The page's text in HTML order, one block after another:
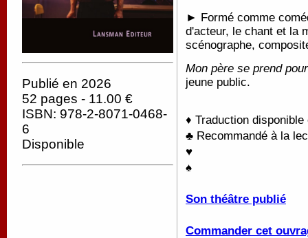
Publié en 2026
52 pages - 11.00 €
ISBN: 978-2-8071-0468-
6
Disponible
► Formé comme
d'acteur, le chant et la
scénographe,
Mon père se prend
jeune public.
♦ Traduction
♣ Recommandé à la
♥
♠
Son théâtre publié
Commander cet